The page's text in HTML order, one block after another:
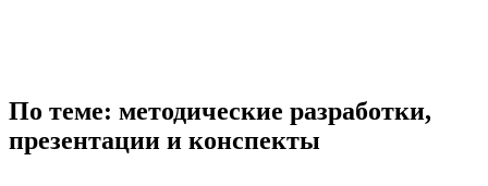
По теме: методические разработки,
презентации и конспекты